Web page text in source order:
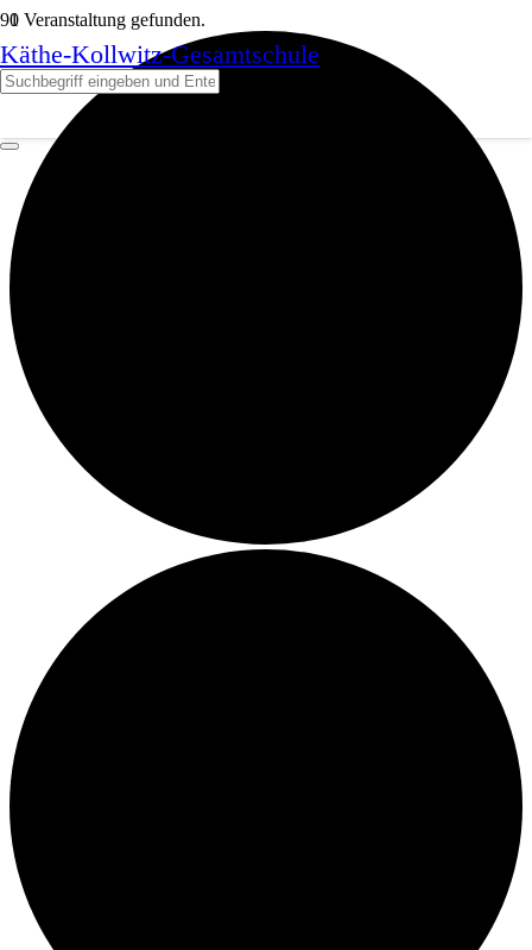
Käthe-Kollwitz-Gesamtschule
1 Veranstaltung gefunden.